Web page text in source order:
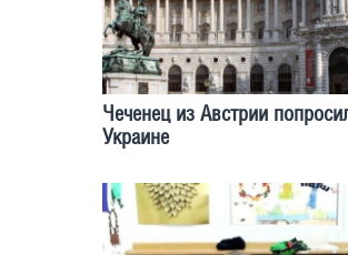
Чеченец из Австрии
Украине